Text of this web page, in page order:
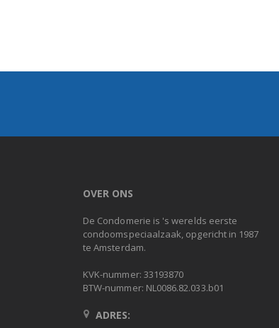
OVER ONS
De Condomerie is 's werelds eerste
condoomspeciaalzaak, opgericht in 1987
te Amsterdam.
KVK-nummer: 33193870
BTW-nummer: NL0086.82.033.b01
ADRES: